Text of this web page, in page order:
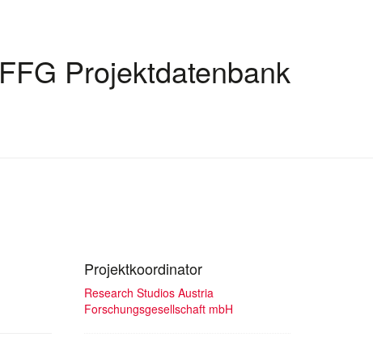
FFG Projektdatenbank
Projektkoordinator
Research Studios Austria
Forschungsgesellschaft mbH